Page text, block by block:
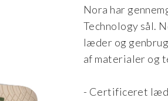
Nora har
Technology sål.
læder og
af materialer og
- Certificeret